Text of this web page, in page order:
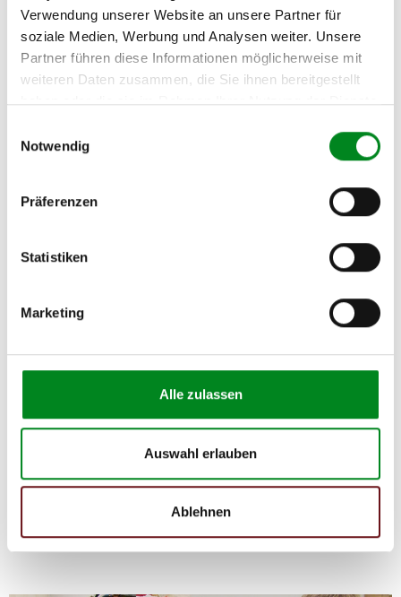
Verwendung unserer Website an unsere Partner für
soziale Medien, Werbung und Analysen weiter. Unsere
Partner führen diese Informationen möglicherweise mit
weiteren Daten zusammen, die Sie ihnen bereitgestellt
haben oder die sie im Rahmen Ihrer Nutzung der Dienste
Notwendig
Präferenzen
Statistiken
Marketing
Alle zulassen
Auswahl erlauben
Ablehnen
Person
Hersteller
Unternehmensname:
TMC Turbolader Manufaktur Coesfeld
Am Wasserturm 55, Coesfeld, NRW, 48653, DE
Lenkgetriebe und Servopumpen
Die Qualität und Lebensdauer eines überholten Lenkgetriebes ist
Durch die Verwendung von Originalteilen und qualitativ
gleichwertigen Teilen beträgt sein Preis jedoch
Weise können Reparatur- und
Instandhaltungskosten reduziert werden.